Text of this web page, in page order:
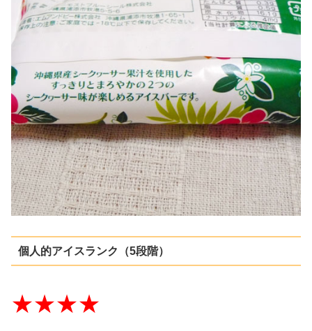
個人的アイスランク（5段階）
★★★★